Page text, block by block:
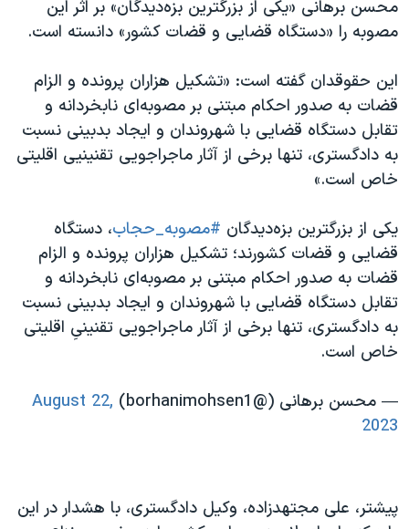
محسن برهانی «یکی از بزرگترین بزه‌دیدگان» بر اثر این
مصوبه را «دستگاه قضایی و قضات کشور» دانسته است.
این حقوقدان گفته است: «تشکیل هزاران پرونده و الزام
قضات به صدور احکام مبتنی بر مصوبه‌ای نابخردانه و
تقابل دستگاه قضایی با شهروندان و ایجاد بدبینی نسبت
به دادگستری، تنها برخی از آثار ماجراجویی تقنینیی اقلیتی
خاص است.»
یکی از بزرگترین بزه‌دیدگان #مصوبه_حجاب، دستگاه
قضایی و قضات کشورند؛ تشکیل هزاران پرونده و الزام
قضات به صدور احکام مبتنی بر مصوبه‌ای نابخردانه و
تقابل دستگاه قضایی با شهروندان و ایجاد بدبینی نسبت
به دادگستری، تنها برخی از آثار ماجراجویی تقنینیِ اقلیتی
خاص است.
— محسن برهانی (@borhanimohsen1)
August 22,
2023
پیشتر، علی مجتهدزاده، وکیل دادگستری، با هشدار در این